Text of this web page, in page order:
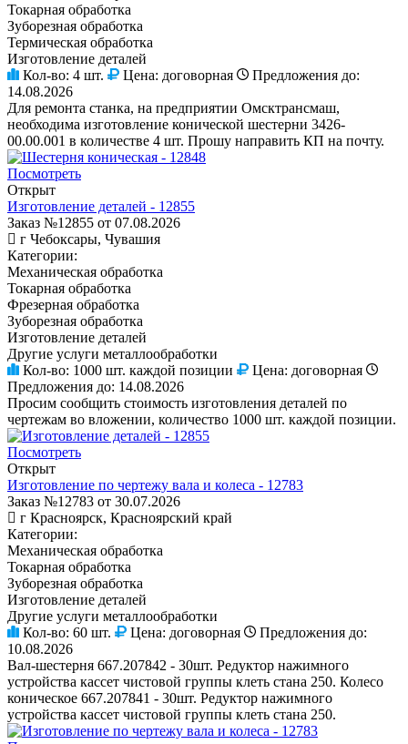
Токарная обработка
Зуборезная обработка
Термическая обработка
Изготовление деталей
Кол-во: 4 шт. Цена: договорная
Предложения до:
14.08.2026
Для ремонта станка, на предприятии Омсктрансмаш,
необходима изготовление конической шестерни 3426-
00.00.001 в количестве 4 шт. Прошу направить КП на почту.
Посмотреть
Открыт
Изготовление деталей - 12855
Заказ №12855 от 07.08.2026
г Чебоксары, Чувашия
Категории:
Механическая обработка
Токарная обработка
Фрезерная обработка
Зуборезная обработка
Изготовление деталей
Другие услуги металлообработки
Кол-во: 1000 шт. каждой позиции Цена: договорная
Предложения до: 14.08.2026
Просим сообщить стоимость изготовления деталей по
чертежам во вложении, количество 1000 шт. каждой позиции.
Посмотреть
Открыт
Изготовление по чертежу вала и колеса - 12783
Заказ №12783 от 30.07.2026
г Красноярск, Красноярский край
Категории:
Механическая обработка
Токарная обработка
Зуборезная обработка
Изготовление деталей
Другие услуги металлообработки
Кол-во: 60 шт. Цена: договорная
Предложения до:
10.08.2026
Вал-шестерня 667.207842 - 30шт. Редуктор нажимного
устройства кассет чистовой группы клеть стана 250. Колесо
коническое 667.207841 - 30шт. Редуктор нажимного
устройства кассет чистовой группы клеть стана 250.